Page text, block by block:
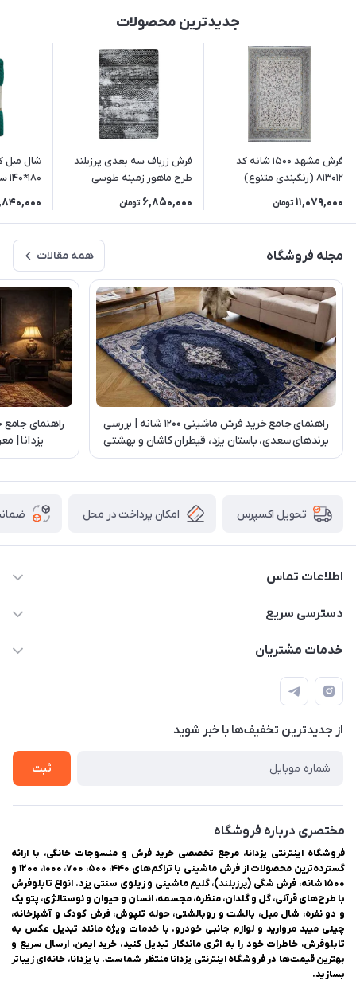
جدیدترین محصولات
فرش مشهد 1500 شانه کد
813012 (رنگبندی متنوع)
11,079,000 تومان
فرش زرباف سه بعدی پرزبلند
طرح ماهور زمینه طوسی
6,850,000 تومان
شال مبل
180*140 سانتی متر رنگ زمردی
مجله فروشگاه همه مقالات
راهنمای جامع خرید فرش ماشینی 1200 شانه | بررسی
برندهای سعدی، باستان یزد، قیطران کاشان و بهشتی
تبریز
راهنمای
یزدانا |
تحویل اکسپرس امکان پرداخت در محل
اطلاعات تماس
03538252575
اینترنتی یزدانا
دسترسی سریع
حساب کاربری
لیست محصولات
درباره ما
خدمات مشتریان
راهنمای ثبت سفارش
حریم خصوصی
سوالات متداول
از جدید‌ترین تخفیف‌ها با‌ خبر شوید
ثبت
مختصری درباره فروشگاه
فروشگاه اینترنتی یزدانا، مرجع تخصصی خرید فرش و منسوجات خانگی، با ارائه
گسترده‌ترین محصولات از فرش ماشینی با تراکم‌های ۴۴۰، ۵۰۰، ۷۰۰، ۱۰۰۰، ۱۲۰۰ و
۱۵۰۰ شانه، فرش شگی (پرزبلند)، گلیم ماشینی و زیلوی سنتی یزد. انواع تابلوفرش
با طرح‌های قرآنی، گل و گلدان، منظره، مجسمه، انسان و حیوان و نوستالژی، پتو یک
و دو نفره، شال مبل، بالشت و روبالشتی، حوله تنپوش، فرش کودک و آشپزخانه،
چینی میبد مروارید و لوازم جانبی خودرو. با خدمات ویژه مانند تبدیل عکس به
تابلوفرش، خاطرات خود را به اثری ماندگار تبدیل کنید. خرید ایمن، ارسال سریع و
بهترین قیمت‌ها در فروشگاه اینترنتی یزدانا منتظر شماست. با یزدانا، خانه‌ای زیباتر
بسازید.